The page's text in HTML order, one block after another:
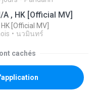
, HK [Official MV]
[Official MV]
นวมินทร์
cachés